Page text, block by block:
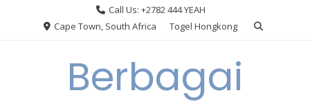
Call Us: +2782 444 YEAH
Cape Town, South Africa
Togel Hongkong
Berbagai